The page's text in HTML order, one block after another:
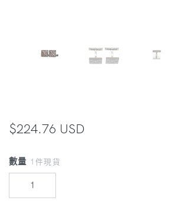
$224.76 USD
數量 1件現貨